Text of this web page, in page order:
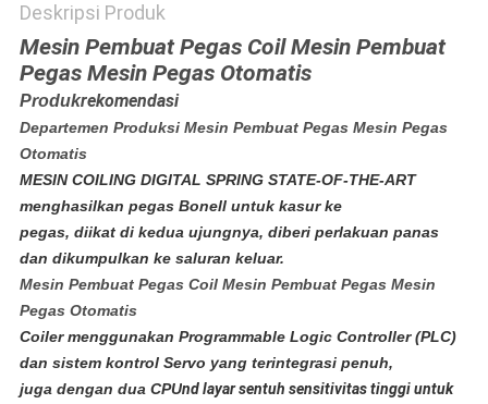
Deskripsi Produk
Mesin Pembuat Pegas Coil Mesin Pembuat
Pegas Mesin Pegas Otomatis
Produkrekomendasi
Departemen Produksi Mesin Pembuat Pegas Mesin Pegas
Otomatis
MESIN COILING DIGITAL SPRING STATE-OF-THE-ART
menghasilkan pegas Bonell untuk kasur ke
pegas, diikat di kedua ujungnya, diberi perlakuan panas
dan dikumpulkan ke saluran keluar.
Mesin Pembuat Pegas Coil Mesin Pembuat Pegas Mesin
Pegas Otomatis
Coiler menggunakan Programmable Logic Controller (PLC)
dan sistem kontrol Servo yang terintegrasi penuh,
juga dengan dua CPUnd layar sentuh sensitivitas tinggi untuk